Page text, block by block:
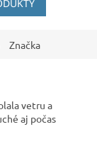
Značka
vetru a
aj počas